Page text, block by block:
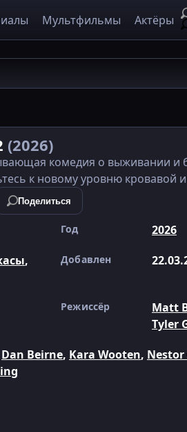
Мультфильмы Актёры
(2026)
комедия о выживании и
к новому уровню кровавой
Поделиться
Год 2026
,
Добавлен
Режиссёр Matt
Tyler
Dan Beirne, Kara Wooten, Nestor